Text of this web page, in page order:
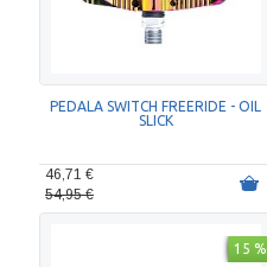
PEDALA SWITCH FREERIDE - OIL
SLICK
46,71 €
54,95 €
15 %